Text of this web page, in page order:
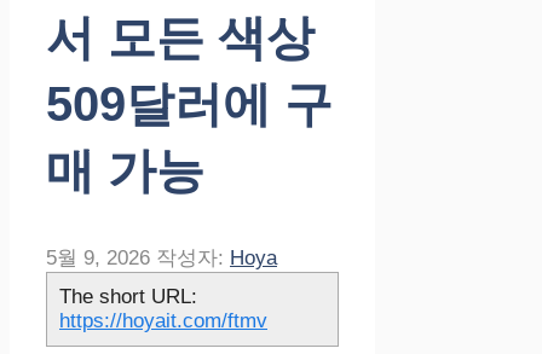
서 모든 색상
509달러에 구
매 가능
5월 9, 2026 작성자: Hoya
The short URL:
https://hoyait.com/ftmv